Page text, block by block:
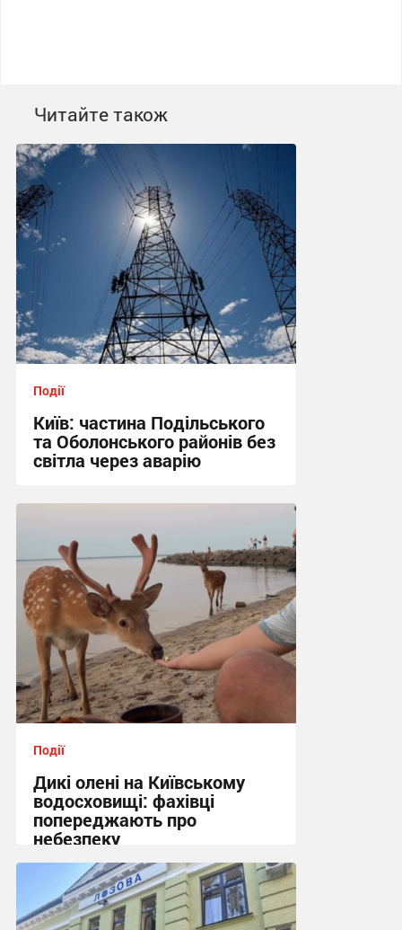
Читайте також
Події
Київ: частина Подільського
та Оболонського районів без
світла через аварію
Події
Дикі олені на Київському
водосховищі: фахівці
попереджають про
небезпеку
14:21 сьогодні